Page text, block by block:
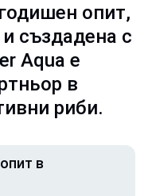
опит,
създадена с
Aqua е
в
риби.
в